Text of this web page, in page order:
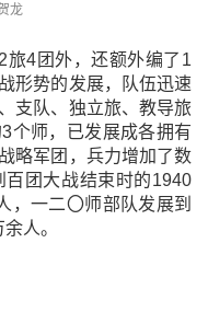
龙
旅4团外，还额外编了1
形势的发展，队伍迅速
支队、独立旅、教导旅
个师，已发展成各拥有
略军团，兵力增加了数
团大战结束时的1940
，一二〇师部队发展到
人。